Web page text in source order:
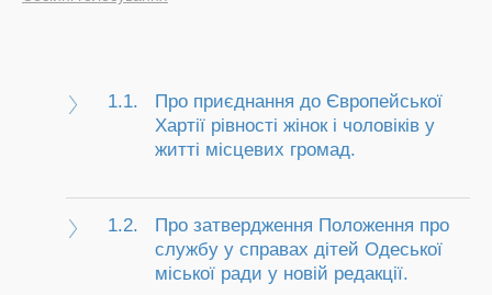
1.1.
Про приєднання до Європейської
Хартії рівності жінок і чоловіків у
житті місцевих громад.
1.2.
Про затвердження Положення про
службу у справах дітей Одеської
міської ради у новій редакції.